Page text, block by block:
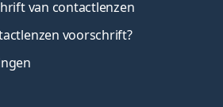
van contactlenzen
voorschrift?